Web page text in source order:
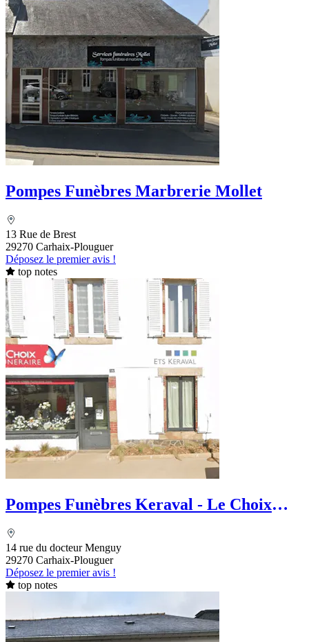
Pompes Funèbres Marbrerie Mollet
13 Rue de Brest
29270 Carhaix-Plouguer
Déposez le premier avis !
top notes
Pompes Funèbres Keraval - Le Choix
14 rue du docteur Menguy
29270 Carhaix-Plouguer
Déposez le premier avis !
top notes